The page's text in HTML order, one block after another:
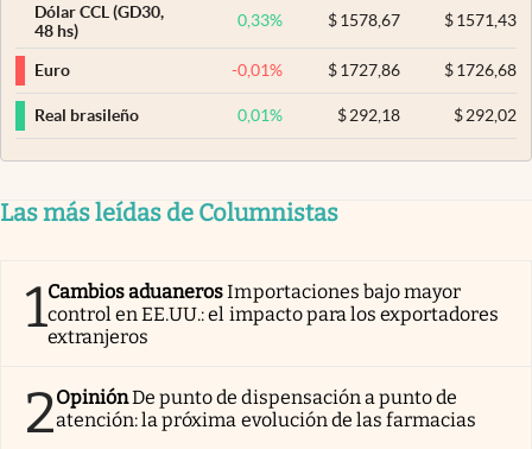
Dólar CCL (GD30,
48 hs)
0,33% $ 1578,67 $1571,43
Euro -0,01% $ 1727,86 $1726,68
Real brasileño 0,01% $ 292,18 $292,02
Las más leídas de Columnistas
1Cambios aduanerosImportaciones bajo mayor
control en EE.UU.: el impacto para los exportadores
extranjeros
2OpiniónDe punto de dispensación a punto de
atención: la próxima evolución de las farmacias